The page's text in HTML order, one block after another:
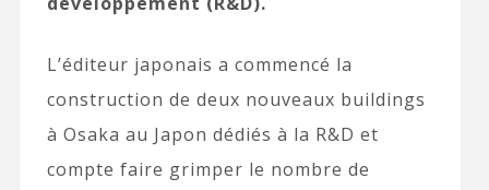
L’éditeur japonais a commencé la
construction de deux nouveaux buildings
à Osaka au Japon dédiés à la R&D et
compte faire grimper le nombre de